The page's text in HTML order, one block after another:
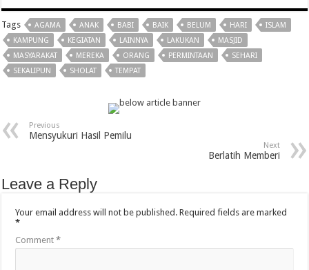
Tags AGAMA ANAK BABI BAIK BELUM HARI
ISLAM
KAMPUNG
KEGIATAN LAINNYA LAKUKAN
MASJID
MASYARAKAT
MEREKA ORANG PERMINTAAN
SEHARI
SEKALIPUN
SHOLAT TEMPAT
Previous
Mensyukuri Hasil Pemilu
Next
Berlatih Memberi
Leave a Reply
Your email address will not be published. Required fields are marked
*
Comment*